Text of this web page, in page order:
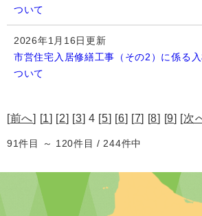
ついて
2026年1月16日更新
市営住宅入居修繕工事（その2）に係る
ついて
[前へ] [1] [2] [3] 4 [5] [6] [7] [8] [9] [次
91件目 ～ 120件目 / 244件中